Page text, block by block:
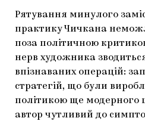
Рятування минулого
практику Чичкана
поза політичною
нерв художника
впізнаваних операцій:
стратегій, що були
політикою ще модерного
автор чутливий до